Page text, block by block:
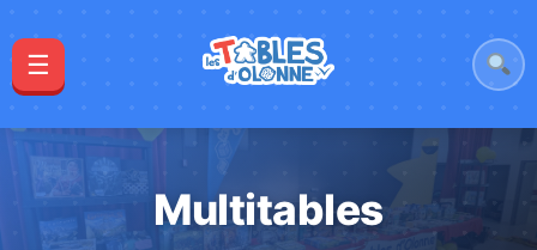
☰
Multitables